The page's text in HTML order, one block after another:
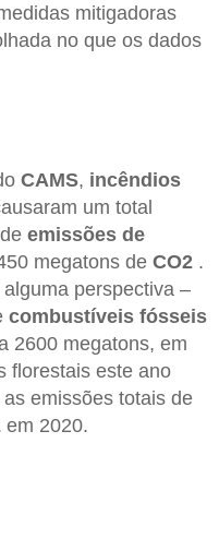
mitigadoras
no que os dados
CAMS, incêndios
um total
emissões de
megatons de CO2 .
perspectiva –
combustíveis fósseis
2600 megatons, em
florestais este ano
emissões totais de
em 2020.